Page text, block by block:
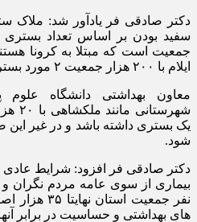
دکتر صادقی فر یادآور شد: ملاک
جمعیت است که مبتلا به کرونا
ایلام با ۲۰۰ هزار جمعیت ۲ مورد بستری در روز بیشتر نداشته باشد.
معاون بهداشتی دانشگاه
یک بستری داشته باشد و در غیر
شود.
دکتر صادقی فر افزود: شرایط
نفر جمعیت
های بهداشتی و حساسیت در برابر